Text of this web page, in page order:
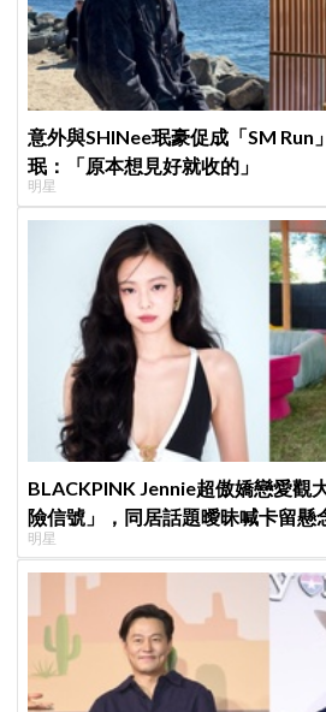
意外與SHINee珉豪促成「SM Run
珉：「原本想見好就收的」
明星
BLACKPINK Jennie超傲嬌戀愛觀
險信號」，同居話題曖昧喊卡留懸
明星